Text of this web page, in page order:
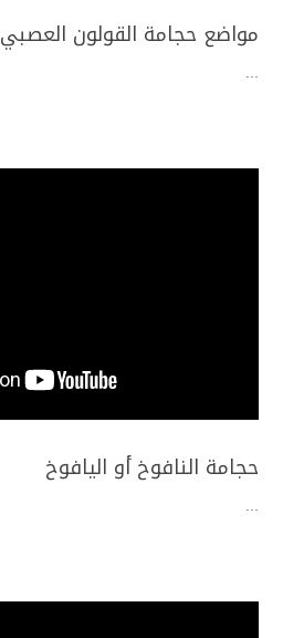
مواضع حجامة القولون العصبي
...
حجامة النافوخ أو اليافوخ